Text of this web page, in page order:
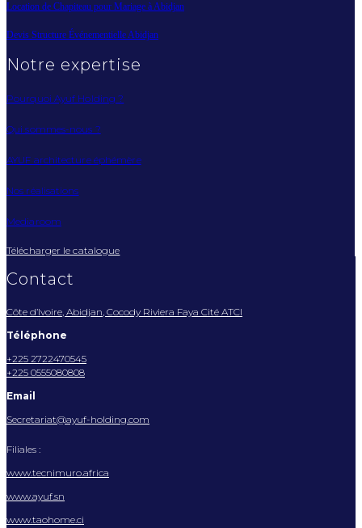
Location de Chapiteau pour Mariage à Abidjan
Devis Structure Événementielle Abidjan
Notre expertise
Pourquoi Ayuf Holding ?
Qui sommes-nous ?
AYUF architecture éphémère
Nos réalisations
Mediaroom
Télécharger le catalogue
Contact
Côte d’Ivoire, Abidjan, Cocody Riviera Faya Cité ATCI
Téléphone
+225 2722470545
+225 0555080808
Email
Secretariat@ayuf-holding.com
Filiales :
www.tecnimuro.africa
www.ayuf.sn
www.taohome.ci